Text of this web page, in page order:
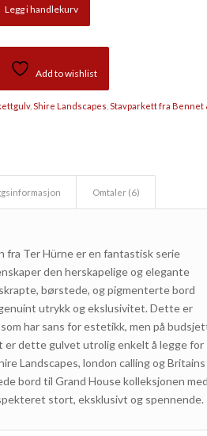
Legg i handlekurv
Add to wishlist
, Shire Landscapes Stavparkett fra Bennet
Omtaler (6)
fra Ter Hürne er en fantastisk serie
den herskapelige og elegante
børstede, og pigmenterte bord
utrykk og ekslusivitet. Dette er
har sans for estetikk, men på
er dette gulvet utrolig enkelt å legge for
Landscapes, london calling og Britains
bord til Grand House kolleksjonen
stort, eksklusivt og spennende.